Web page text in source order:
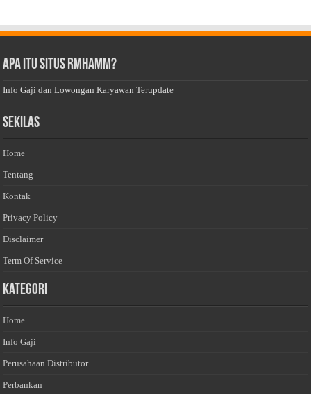
Apa Itu Situs Rmhamm?
Info Gaji dan Lowongan Karyawan Terupdate
Sekilas
Home
Tentang
Kontak
Privacy Policy
Disclaimer
Term Of Service
Kategori
Home
Info Gaji
Perusahaan Distributor
Perbankan